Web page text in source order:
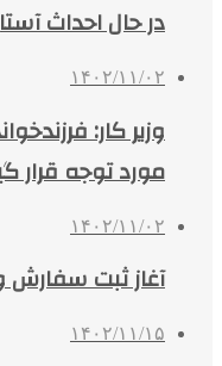
در حال احداث
۱۴۰۲/۱۱/۰۲
وزیر کار:
مورد توجه قرار
۱۴۰۲/۱۱/۰۲
آغاز ثبت
۱۴۰۲/۱۱/۱۵